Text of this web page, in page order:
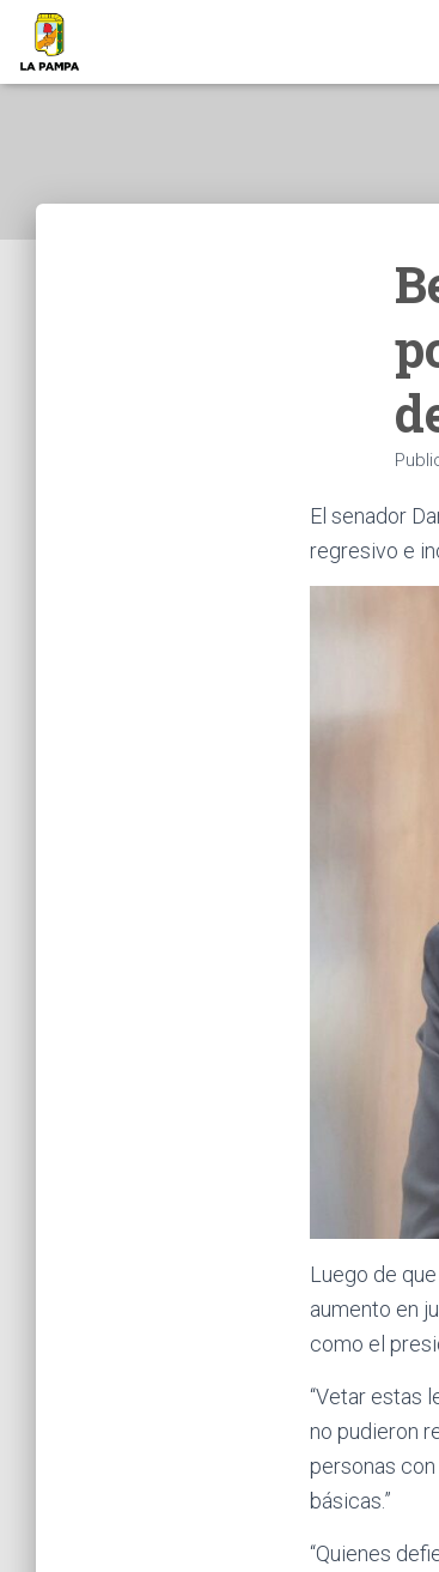
El senador
regresivo e
Luego de
aumento en
como el
“Vetar estas
no pudieron
personas
básicas.”
“Quienes